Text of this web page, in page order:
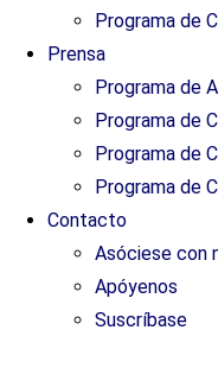
Programa de
Prensa
Programa de
Programa de
Programa de
Programa de
Contacto
Asóciese con
Apóyenos
Suscríbase